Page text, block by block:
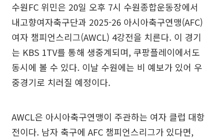
수원FC 위민은 20일 오후 7시 수원종합운동장에서
내고향여자축구단과 2025-26 아시아축구연맹(AFC)
여자 챔피언스리그(AWCL) 4강전을 치른다. 이 경기
는 KBS 1TV를 통해 생중계되며, 쿠팡플레이에서도
동시에 볼 수 있다. 이날 수원에는 비 예보가 있어 우
중경기로 치러질 예정이다.
AWCL은 아시아축구연맹이 주관하는 여자 클럽 대항
전이다. 남자 축구에 AFC 챔피언스리그가 있다면,